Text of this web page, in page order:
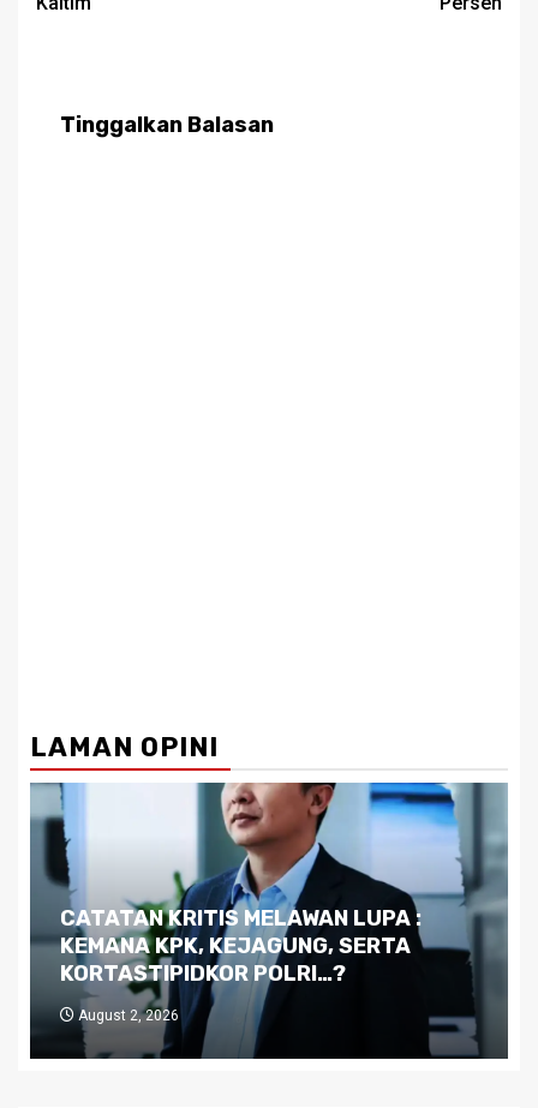
Tinggalkan Balasan
LAMAN OPINI
Dilema Kaltim di Tengah Krisis:
Kutukan Sumber Daya Alam dan
Pemimpin yang Tak Kreatif
July 29, 2026